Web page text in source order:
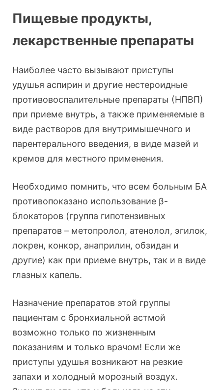
Пищевые продукты,
лекарственные препараты
Наиболее часто вызывают приступы
удушья аспирин и другие нестероидные
противовоспалительные препараты (НПВП)
при приеме внутрь, а также применяемые в
виде растворов для внутримышечного и
парентерального введения, в виде мазей и
кремов для местного применения.
Необходимо помнить, что всем больным БА
противопоказано использование β-
блокаторов (группа гипотензивных
препаратов – метопролол, атенолол, эгилок,
локрен, конкор, анаприлин, обзидан и
другие) как при приеме внутрь, так и в виде
глазных капель.
Назначение препаратов этой группы
пациентам с бронхиальной астмой
возможно только по жизненным
показаниям и только врачом! Если же
приступы удушья возникают на резкие
запахи и холодный морозный воздух.